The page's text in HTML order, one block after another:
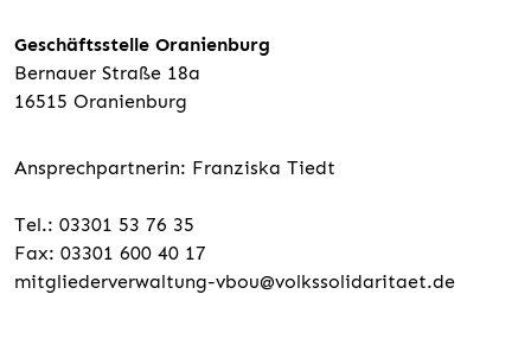
Geschäftsstelle Oranienburg
Bernauer Straße 18a
16515 Oranienburg
Ansprechpartnerin: Franziska Tiedt
Tel.: 03301 53 76 35
Fax: 03301 600 40 17
mitgliederverwaltung-vbou@volkssolidaritaet.de